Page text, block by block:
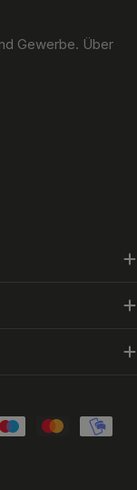
Gewerbe. Über